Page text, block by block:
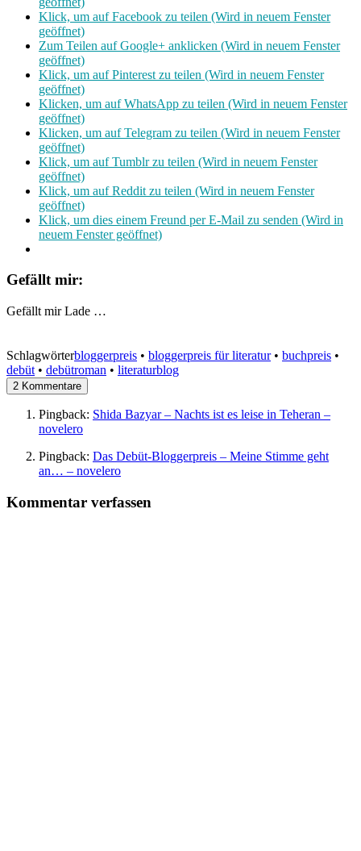
Klick, um auf Facebook zu teilen (Wird in neuem Fenster
geöffnet)
Zum Teilen auf Google+ anklicken (Wird in neuem Fenster
geöffnet)
Klick, um auf Pinterest zu teilen (Wird in neuem Fenster
geöffnet)
Klicken, um auf WhatsApp zu teilen (Wird in neuem Fenster
geöffnet)
Klicken, um auf Telegram zu teilen (Wird in neuem Fenster
geöffnet)
Klick, um auf Tumblr zu teilen (Wird in neuem Fenster
geöffnet)
Klick, um auf Reddit zu teilen (Wird in neuem Fenster
geöffnet)
Klick, um dies einem Freund per E-Mail zu senden (Wird in
neuem Fenster geöffnet)
Gefällt mir:
Gefällt mir Lade …
Schlagwörterbloggerpreis • bloggerpreis für literatur• buchpreis •
debüt • debütroman • literaturblog
2 Kommentare
Pingback: Shida Bazyar – Nachts ist es leise in Teheran –
novelero
Pingback: Das Debüt-Bloggerpreis – Meine Stimme geht
an… – novelero
Kommentar verfassen